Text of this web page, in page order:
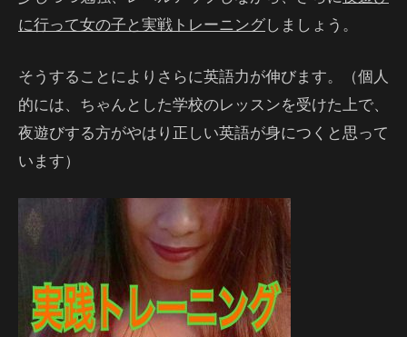
に行って女の子と実戦トレーニングしましょう。
そうすることによりさらに英語力が伸びます。（個人
的には、ちゃんとした学校のレッスンを受けた上で、
夜遊びする方がやはり正しい英語が身につくと思って
います）